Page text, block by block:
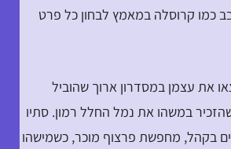
כמו קרוסלה במאמץ לבחון כל פרט
את עצמן במסדרון ארוך שהוביל
במשהו את נמל החלל רמון. סתיו
בקהל, מחפשת פרצוף מוכר, כשמישהו